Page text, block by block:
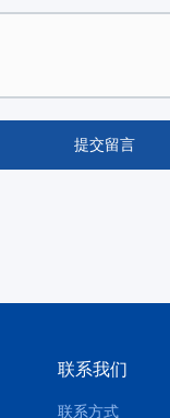
提交留言
联系我们
联系方式